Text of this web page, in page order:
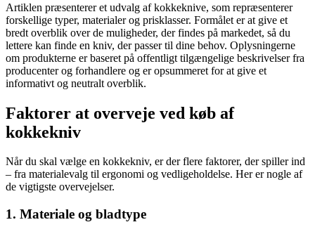
Artiklen præsenterer et udvalg af kokkeknive, som repræsenterer
forskellige typer, materialer og prisklasser. Formålet er at give et
bredt overblik over de muligheder, der findes på markedet, så du
lettere kan finde en kniv, der passer til dine behov. Oplysningerne
om produkterne er baseret på offentligt tilgængelige beskrivelser fra
producenter og forhandlere og er opsummeret for at give et
informativt og neutralt overblik.
Faktorer at overveje ved køb af
kokkekniv
Når du skal vælge en kokkekniv, er der flere faktorer, der spiller ind
– fra materialevalg til ergonomi og vedligeholdelse. Her er nogle af
de vigtigste overvejelser.
1. Materiale og bladtype